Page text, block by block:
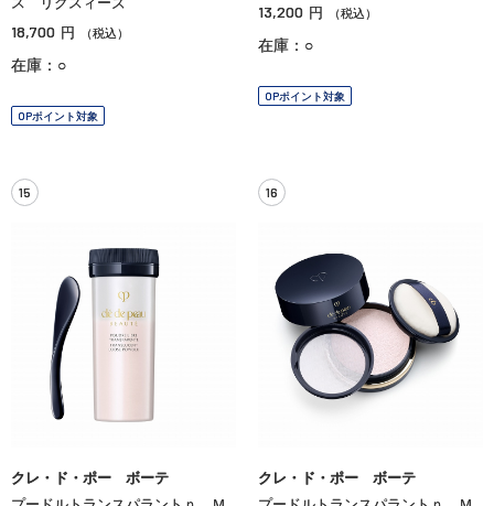
18,700 円 （税込）
在庫：○
OPポイント対象
13,200 円 （税込）
在庫：○
OPポイント対象
15
クレ・ド・ポー ボーテ
16
クレ・ド・ポー ボーテ